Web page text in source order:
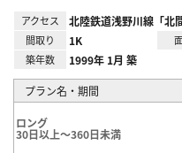
アクセス 北陸鉄道浅野川線「北
間取り 1K
築年数 1999年 1月 築
プラン名・期間
ロング
30日以上～360日未満